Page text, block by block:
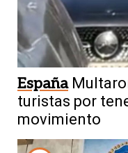
España
turistas por
movimiento